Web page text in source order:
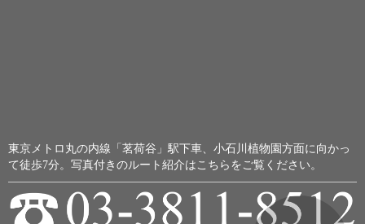
東京メトロ丸の内線「茗荷谷」駅下車、小石川植物園方面に向かっ
て徒歩7分。 写真付きのルート紹介はこちらをご覧ください。